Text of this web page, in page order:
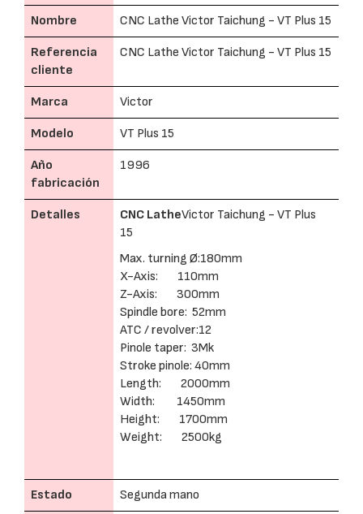
Nombre CNC Lathe Victor Taichung - VT Plus 15
Referencia
cliente
CNC Lathe Victor Taichung - VT Plus 15
Marca Victor
Modelo VT Plus 15
Año
fabricación
1996
Detalles CNC LatheVictor Taichung - VT Plus
15
Max. turning Ø:180mm
X-Axis: 110mm
Z-Axis: 300mm
Spindle bore: 52mm
ATC / revolver:12
Pinole taper: 3Mk
Stroke pinole: 40mm
Length: 2000mm
Width: 1450mm
Height: 1700mm
Weight: 2500kg
Estado Segunda mano